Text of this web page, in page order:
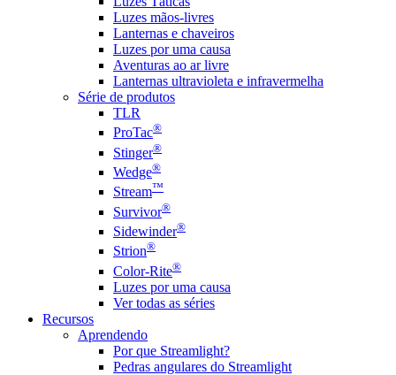
Luzes mãos-livres
Lanternas e chaveiros
Luzes por uma causa
Aventuras ao ar livre
Lanternas ultravioleta e infravermelha
Série de produtos
TLR
ProTac®
Stinger®
Wedge®
Stream™
Survivor®
Sidewinder®
Strion®
Color-Rite®
Luzes por uma causa
Ver todas as séries
Recursos
Aprendendo
Por que Streamlight?
Pedras angulares do Streamlight